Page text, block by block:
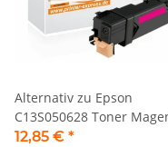
Alternativ zu Epson
C13S050628 Toner
12,85 € *